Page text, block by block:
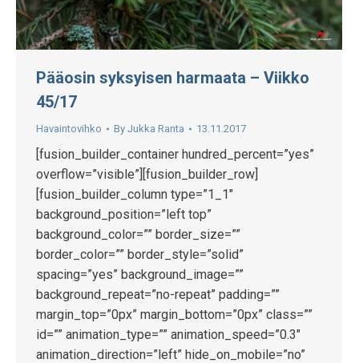
Pääosin syksyisen harmaata – Viikko
45/17
Havaintovihko By Jukka Ranta 13.11.2017
[fusion_builder_container hundred_percent=”yes”
overflow=”visible”][fusion_builder_row]
[fusion_builder_column type=”1_1″
background_position=”left top”
background_color=”” border_size=””
border_color=”” border_style=”solid”
spacing=”yes” background_image=””
background_repeat=”no-repeat” padding=””
margin_top=”0px” margin_bottom=”0px” class=””
id=”” animation_type=”” animation_speed=”0.3″
animation_direction=”left” hide_on_mobile=”no”